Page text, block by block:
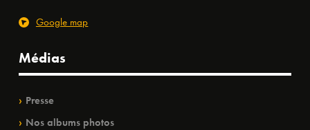
Google map
Médias
Presse
Nos albums photos